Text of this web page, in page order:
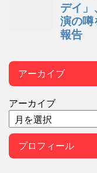
アーカイブ
アーカイブ
プロフィール